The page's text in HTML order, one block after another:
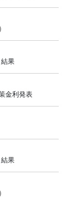
果
金利発表
果